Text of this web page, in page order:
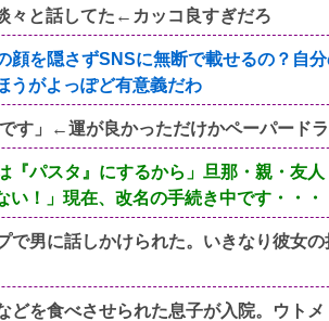
々と話してた←カッコ良すぎだろ
顔を隠さずSNSに無断で載せるの？自
うがよっぽど有意義だわ
です」←運が良かっただけかペーパード
『パスタ』にするから」旦那・親・友
い！」現在、改名の手続き中です・・・
で男に話しかけられた。いきなり彼女
どを食べさせられた息子が入院。ウト